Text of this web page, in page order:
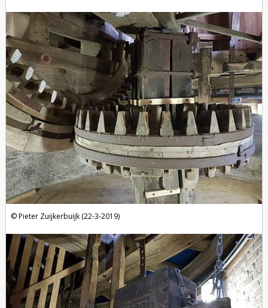
Pieter Zuijkerbuijk (22-3-2019)